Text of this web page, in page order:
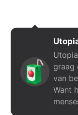
graag
van
Want